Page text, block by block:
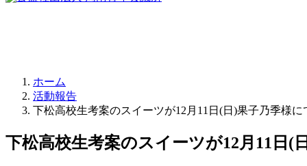
ホーム
活動報告
下松高校生考案のスイーツが12月11日(日)果子乃季様
下松高校生考案のスイーツが12月11日